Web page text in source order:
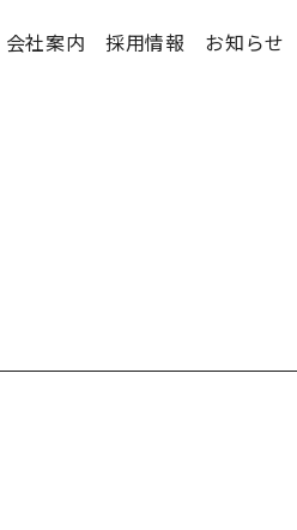
会社案内 採用情報 お知らせ